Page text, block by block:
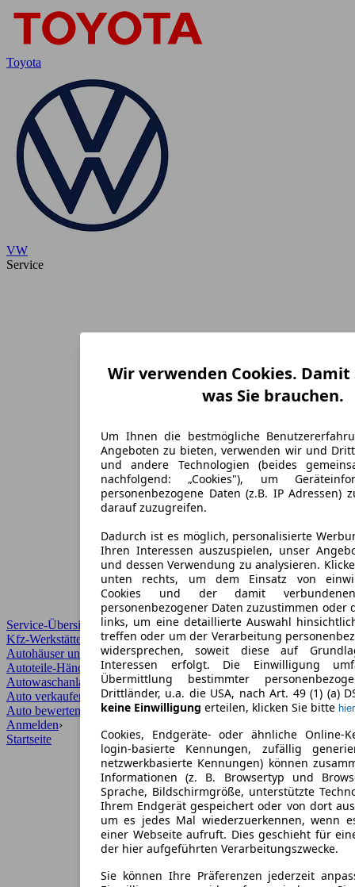
Toyota
VW
Service
Service-Übersicht
Kfz-Werkstätten
Autohäuser und Händler
Autoteile-Händler
Autowaschanlagen
Auto verkaufen
Auto bewerten
Anmelden›
Wir verwenden Cookies.
was Sie brauchen.
Um Ihnen die bestmögliche
Angeboten zu bieten, verwenden wir und
und andere Technologien (beides
nachfolgend: „Cookies"), um
personenbezogene Daten (z.B. IP Adressen)
darauf zuzugreifen.
Dadurch ist es möglich, personalisierte
Ihren Interessen auszuspielen, unser
und dessen Verwendung zu analysieren.
unten rechts, um dem Einsatz von
Cookies und der damit
personenbezogener Daten zuzustimmen oder
links, um eine detaillierte Auswahl
treffen oder um der Verarbeitung
widersprechen, soweit diese auf
Interessen erfolgt. Die Einwilligung
Übermittlung bestimmter
Drittländer, u.a. die USA, nach Art. 49 (1) (a)
keine Einwilligung erteilen, klicken Sie bitte hier
Cookies, Endgeräte- oder ähnliche Online-
login-basierte Kennungen, zufällig
netzwerkbasierte Kennungen) können
Informationen (z. B. Browsertyp und
Sprache, Bildschirmgröße, unterstützte
Ihrem Endgerät gespeichert oder von dort
um es jedes Mal wiederzuerkennen, wenn
einer Webseite aufruft. Dies geschieht für
der hier aufgeführten Verarbeitungszwecke.
Sie können Ihre Präferenzen jederzeit
Startseite